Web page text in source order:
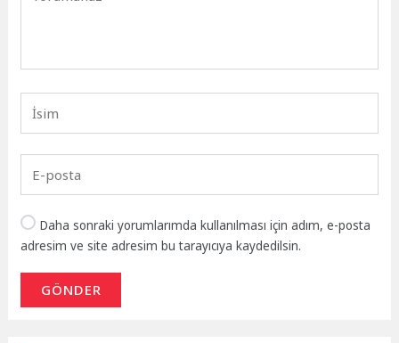
Daha sonraki yorumlarımda kullanılması için adım, e-posta
adresim ve site adresim bu tarayıcıya kaydedilsin.
GÖNDER